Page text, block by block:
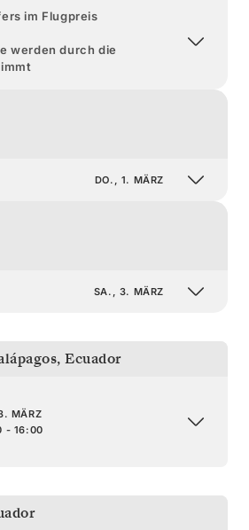
im Flugpreis
werden durch die
DO., 1. MÄRZ
SA., 3. MÄRZ
, Ecuador
MÄRZ
- 16:00